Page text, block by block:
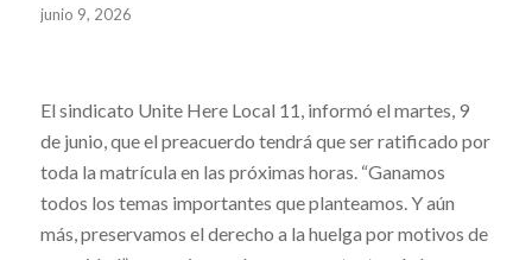
junio 9, 2026
El sindicato Unite Here Local 11, informó el martes, 9
de junio, que el preacuerdo tendrá que ser ratificado por
toda la matrícula en las próximas horas. “Ganamos
todos los temas importantes que planteamos. Y aún
más, preservamos el derecho a la huelga por motivos de